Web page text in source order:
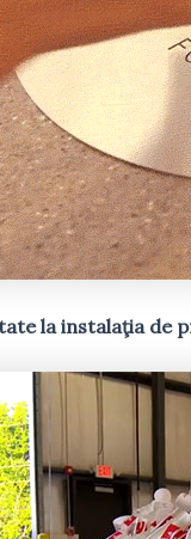
la instalaţia de